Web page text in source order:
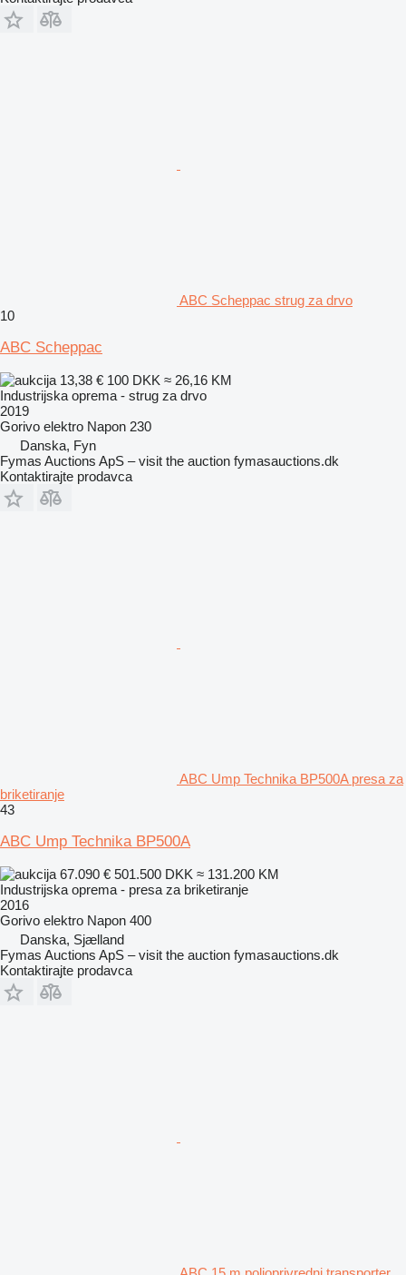
ABC Scheppac strug za drvo
10
ABC Scheppac
13,38 € 100 DKK ≈ 26,16 KM
Industrijska oprema - strug za drvo
2019
Gorivo elektro Napon 230
Danska, Fyn
Fymas Auctions ApS – visit the auction fymasauctions.dk
Kontaktirajte prodavca
ABC Ump Technika BP500A presa za
briketiranje
43
ABC Ump Technika BP500A
67.090 € 501.500 DKK ≈ 131.200 KM
Industrijska oprema - presa za briketiranje
2016
Gorivo elektro Napon 400
Danska, Sjælland
Fymas Auctions ApS – visit the auction fymasauctions.dk
Kontaktirajte prodavca